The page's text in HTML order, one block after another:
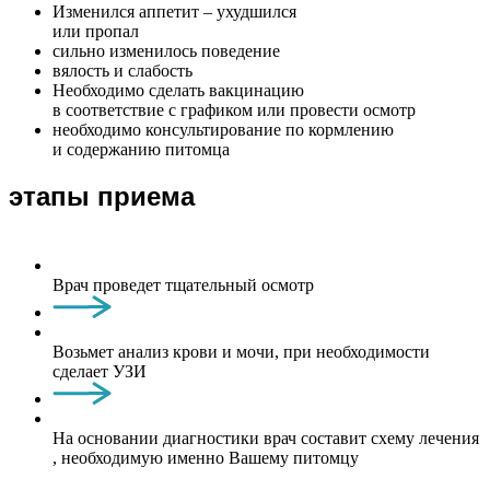
Изменился аппетит – ухудшился
или пропал
сильно изменилось поведение
вялость и слабость
Необходимо сделать вакцинацию
в соответствие с графиком или провести осмотр
необходимо консультирование по кормлению
и содержанию питомца
этапы приема
Врач проведет тщательный осмотр
Возьмет анализ крови и мочи, при необходимости
сделает УЗИ
На основании диагностики врач составит схему лечения
, необходимую именно Вашему питомцу